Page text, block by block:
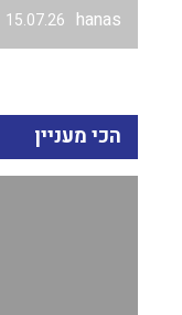
hanas
15.07.26
הכי מעניין